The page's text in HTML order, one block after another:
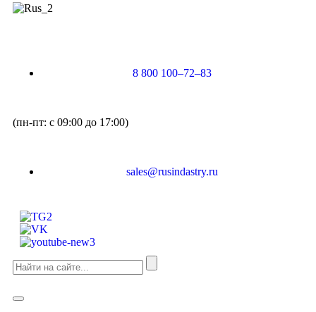
8 800 100–72–83
(пн-пт: с 09:00 до 17:00)
sales@rusindastry.ru